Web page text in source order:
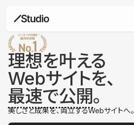
理想を叶える
Webサイトを、
最速で公開。
美しさと成果を、両立するWebサイトへ。